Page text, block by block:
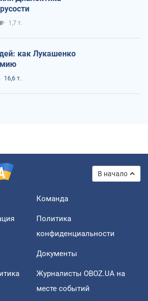
1,7 т.
как Лукашенко
16,6 т.
В начало
Команда
Политика
конфиденциальности
Документы
Журналисты OBOZ.UA на
месте событий